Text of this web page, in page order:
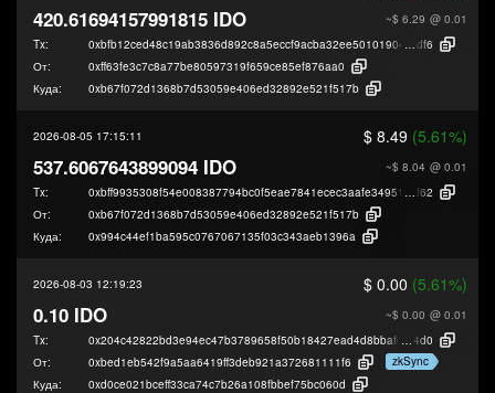
~$ 6.29 @ 0.01
420.61694157991815 IDO
Tx: 0xbfb12ced48c19ab3836d892c8a5eccf9acba32ee501019049d60bd5a0e29e
df6
От:
0xff63fe3c7c8a77be80597319f659ce85ef876aa0
Куда:
0xb67f072d1368b7d53059e406ed32892e521f517b
2026-08-05 17:15:11 $ 8.49 (5.61%)
~$ 8.04 @ 0.01
537.6067643899094 IDO
Tx: 0xbff9935308f54e008387794bc0f5eae7841ecec3aafe349513fc42a090907
f62
От:
0xb67f072d1368b7d53059e406ed32892e521f517b
Куда:
0x994c44ef1ba595c0767067135f03c343aeb1396a
2026-08-03 12:19:23 $ 0.00 (5.61%)
~$ 0.00 @ 0.01
0.10 IDO
Tx: 0x204c42822bd3e94ec47b3789658f50b18427ead4d8bbaf01843d7da43a98a
4d0
От:
0xbed1eb542f9a5aa6419ff3deb921a372681111f6
zkSync
Куда:
0xd0ce021bceff33ca74c7b26a108fbbef75bc060d